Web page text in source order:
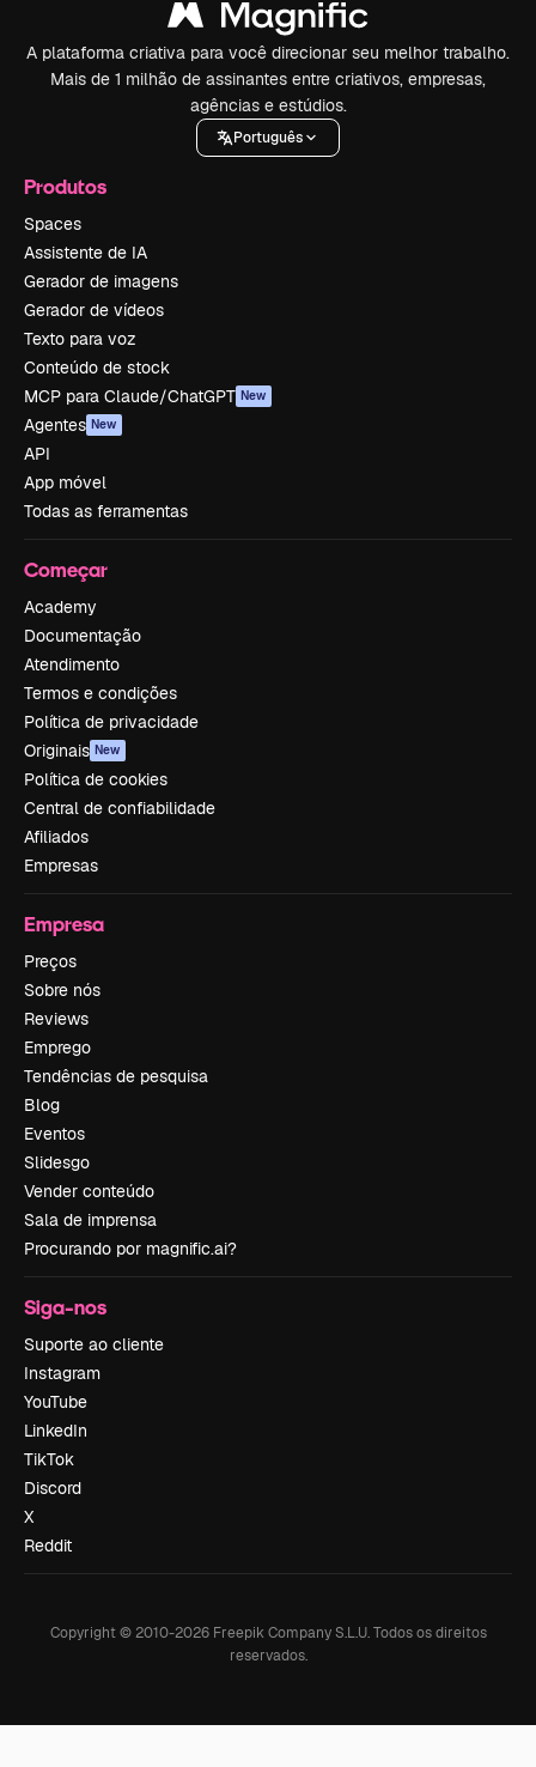
A plataforma criativa para você direcionar seu melhor trabalho.
Mais de 1 milhão de assinantes entre criativos, empresas,
agências e estúdios.
Português
Produtos
Spaces
Assistente de IA
Gerador de imagens
Gerador de vídeos
Texto para voz
Conteúdo de stock
MCP para Claude/ChatGPT New
Agentes New
API
App móvel
Todas as ferramentas
Começar
Academy
Documentação
Atendimento
Termos e condições
Política de privacidade
Originais New
Política de cookies
Central de confiabilidade
Afiliados
Empresas
Empresa
Preços
Sobre nós
Reviews
Emprego
Tendências de pesquisa
Blog
Eventos
Slidesgo
Vender conteúdo
Sala de imprensa
Procurando por magnific.ai?
Siga-nos
Suporte ao cliente
Instagram
YouTube
LinkedIn
TikTok
Discord
X
Reddit
Copyright © 2010-2026Freepik Company S.L.U. Todos os direitos
reservados.